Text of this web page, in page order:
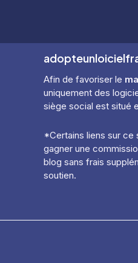
Afin de favoriser le
uniquement des
siège social est situé
*Certains liens sur ce
gagner une
blog sans frais
soutien.